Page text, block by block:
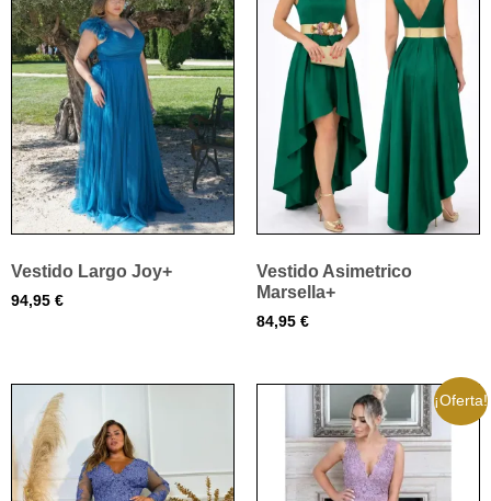
Vestido Largo Joy+
94,95 €
Vestido Asimetrico
Marsella+
84,95 €
¡Oferta!